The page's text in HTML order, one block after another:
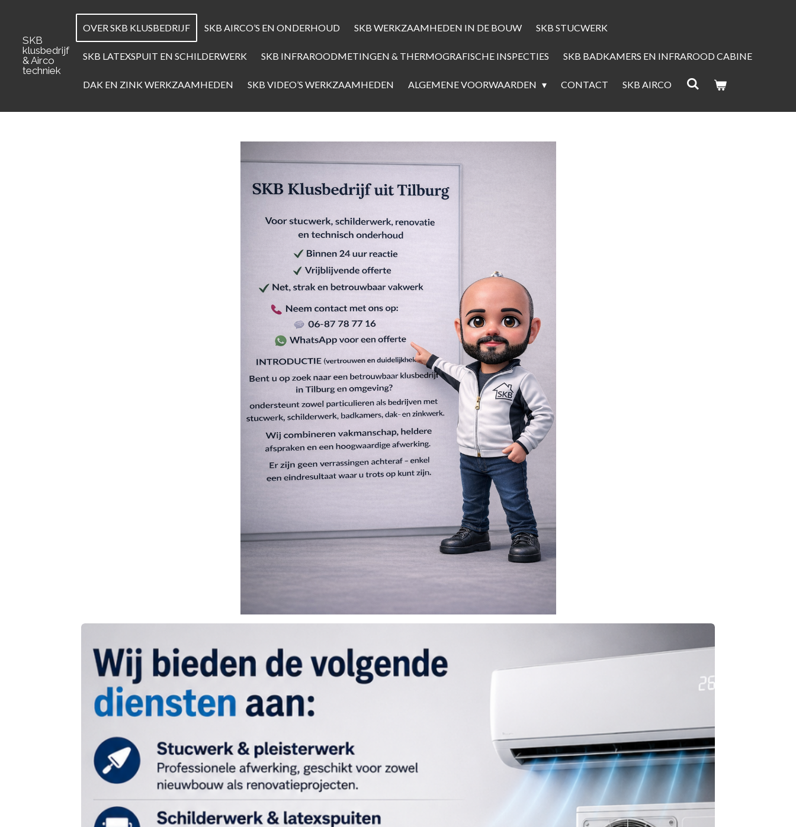
naar
hoofdinhoud
SKB
klusbedrijf
& Airco
techniek
OVER SKB KLUSBEDRIJF SKB AIRCO’S EN ONDERHOUD SKB WERKZAAMHEDEN IN DE BOUW SKB STUCWERK
SKB LATEXSPUIT EN SCHILDERWERK SKB INFRAROODMETINGEN & THERMOGRAFISCHE INSPECTIES SKB BADKAMERS EN INFRAROOD CABINE
DAK EN ZINK WERKZAAMHEDEN SKB VIDEO’S WERKZAAMHEDEN ALGEMENE VOORWAARDEN CONTACT SKB AIRCO